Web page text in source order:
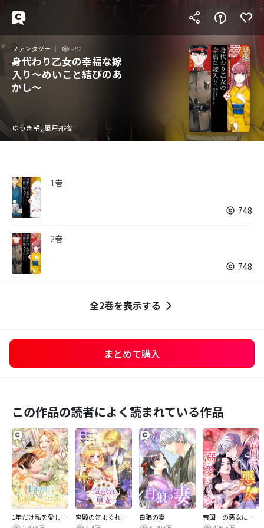
ファンタジー 292
身代わり乙女の幸福な嫁
入り～めいこと結びのあ
かし～
ゆうき望, 風月那夜
1巻
748
2巻
748
全2巻を表示する
まとめて購入
この作品の読者によく読まれている作品
1年だけ私を愛してください
宮殿の気まぐれ皇女【タテヨミ】
白狼の妻
帝国一の悪女に溺愛がとまりません！